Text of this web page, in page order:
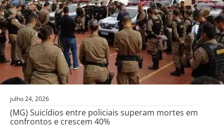
julho 24, 2026
(MG) Suicídios entre policiais superam mortes em
confrontos e crescem 40%